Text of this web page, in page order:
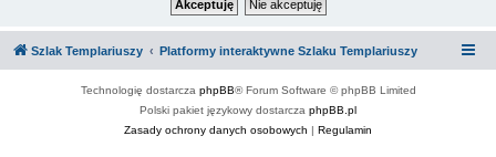
Szlak Templariuszy Platformy interaktywne Szlaku Templariuszy
Technologię dostarcza phpBB® Forum Software © phpBB Limited
Polski pakiet językowy dostarcza phpBB.pl
Zasady ochrony danych osobowych | Regulamin